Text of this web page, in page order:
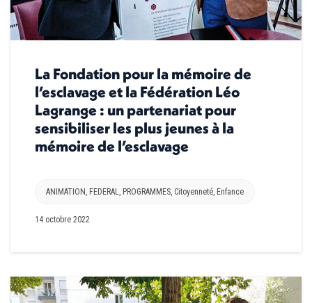
La Fondation pour la mémoire de
l’esclavage et la Fédération Léo
Lagrange : un partenariat pour
sensibiliser les plus jeunes à la
mémoire de l’esclavage
ANIMATION, FEDERAL, PROGRAMMES, Citoyenneté, Enfance
14 octobre 2022